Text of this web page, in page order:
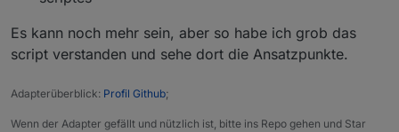
Es kann noch mehr sein, aber so habe ich grob das
script verstanden und sehe dort die Ansatzpunkte.
Adapterüberblick: Profil Github;
Wenn der Adapter gefällt und nützlich ist, bitte ins Repo gehen und Star